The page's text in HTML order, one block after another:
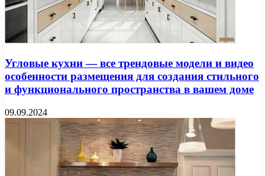
Угловые кухни — все трендовые модели и видео
особенности размещения для создания стильного
и функционального пространства в вашем доме
09.09.2024